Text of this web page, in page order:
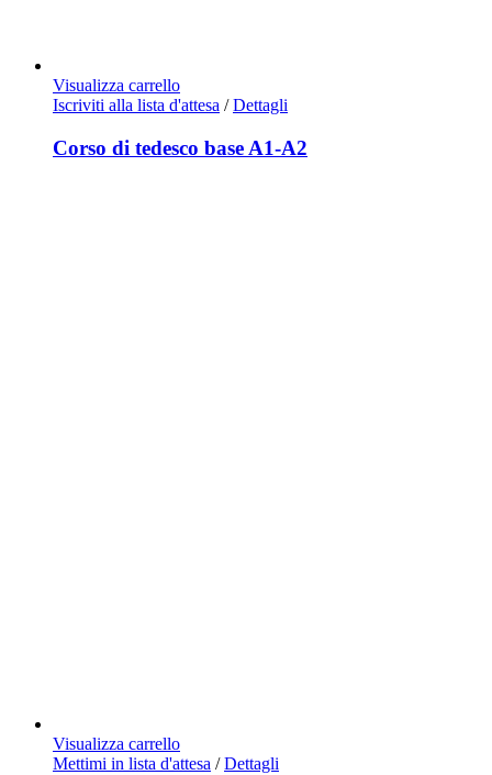
Visualizza carrello
Iscriviti alla lista d'attesa / Dettagli
Corso di tedesco base A1-A2
Visualizza carrello
Mettimi in lista d'attesa / Dettagli